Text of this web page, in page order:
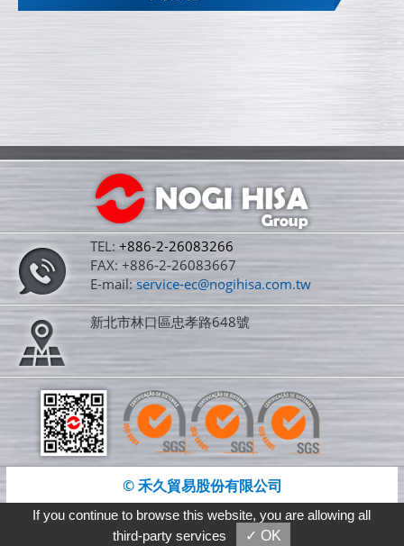
TEL:+886-2-26083266
FAX: +886-2-26083667
E-mail:service-ec@nogihisa.com.tw
新北市林口區忠孝路648號
© 禾久貿易股份有限公司
Designed by GTMC
Taiwan Products
B2BManufactures
B2BChinaSources
If you continue to browse this website, you are allowing all
third-party services
✓ OK